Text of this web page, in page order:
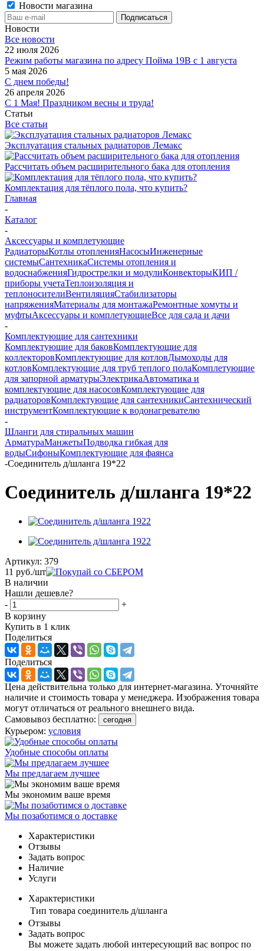
Новости магазина
Новости
Все новости
22 июля 2026
Режим работы магазина по адресу Пойма 19В с 1 августа
5 мая 2026
С днем победы!
26 апреля 2026
С 1 Мая! Праздником весны и труда!
Статьи
Все статьи
Эксплуатация стальных радиаторов Лемакс
Рассчитать объем расширительного бака для отопления
Комплектация для тёплого пола, что купить?
Главная
-
Каталог
-
Аксессуары и комплетующие
РадиаторыКотлы отопленияНасосыИнженерные
системыСантехникаСистемы отопления и
водоснабженияГидрострелки и модулиКонвекторыКИП /
приборы учетаТеплоизоляция и
теплоносителиВентиляцияСтабилизаторы
напряженияМатериалы для монтажаРемонтные хомуты и
муфтыАксессуары и комплетующиеВсе для сада и дачи
-
Комплектующие для сантехники
Комплектующие для баковКомплектующие для
коллекторовКомплектующие для котловДымоходы для
котловКомплектующие для труб теплого полаКомплетующие
для запорной арматурыЭлектрикаАвтоматика и
комплектующие для насосовКомплектующие для
радиаторовКомплектующие для сантехникиСантехнический
инструментКомплектующие к водонагревателю
-
Шланги для стиральных машин
АрматураМанжетыПодводка гибкая для
водыСифоныКомплектующие для фаянса
-Соединитель д/шланга 19*22
Соединитель д/шланга 19*22
Артикул: 379
11 руб./шт
В наличии
Нашли дешевле?
-
+
В корзину
Купить в 1 клик
Поделиться
Поделиться
Цена действительна только для интернет-магазина. Уточняйте
наличие и стоимость товара у менеджера. Изображения товара
могут отличаться от реального внешнего вида.
Самовывоз бесплатно:
сегодня
Курьером: условия
Удобные способы оплаты
Мы предлагаем лучшее
Мы экономим ваше время
Мы позаботимся о доставке
Характеристики
Отзывы
Задать вопрос
Наличие
Услуги
Характеристики
Тип товара соединитель д/шланга
Отзывы
Задать вопрос
Вы можете задать любой интересующий вас вопрос по